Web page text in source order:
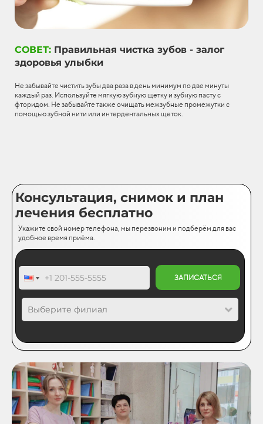
СОВЕТ: Правильная чистка зубов - залог
здоровья улыбки
Не забывайте чистить зубы два раза в день минимум по две минуты
каждый раз. Используйте мягкую зубную щетку и зубную пасту с
фторидом. Не забывайте также очищать межзубные промежутки с
помощью зубной нити или интердентальных щеток.
Консультация, снимок и план
лечения бесплатно
Укажите свой номер телефона, мы перезвоним и подберём для вас
удобное время приёма.
ЗАПИСАТЬСЯ
Выберите филиал